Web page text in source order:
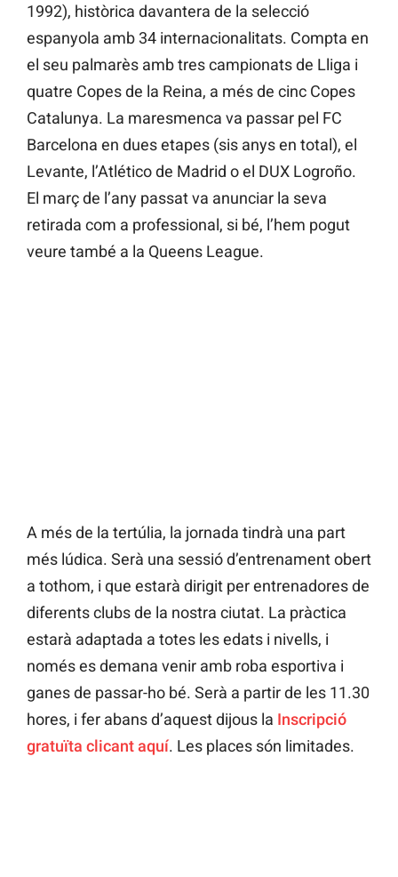
1992), històrica davantera de la selecció
espanyola amb 34 internacionalitats. Compta en
el seu palmarès amb tres campionats de Lliga i
quatre Copes de la Reina, a més de cinc Copes
Catalunya. La maresmenca va passar pel FC
Barcelona en dues etapes (sis anys en total), el
Levante, l’Atlético de Madrid o el DUX Logroño.
El març de l’any passat va anunciar la seva
retirada com a professional, si bé, l’hem pogut
veure també a la Queens League.
A més de la tertúlia, la jornada tindrà una part
més lúdica. Serà una sessió d’entrenament obert
a tothom, i que estarà dirigit per entrenadores de
diferents clubs de la nostra ciutat. La pràctica
estarà adaptada a totes les edats i nivells, i
només es demana venir amb roba esportiva i
ganes de passar-ho bé. Serà a partir de les 11.30
hores, i fer abans d’aquest dijous la Inscripció
gratuïta clicant aquí. Les places són limitades.